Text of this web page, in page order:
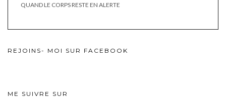
QUAND LE CORPS RESTE EN ALERTE
REJOINS- MOI SUR FACEBOOK
ME SUIVRE SUR